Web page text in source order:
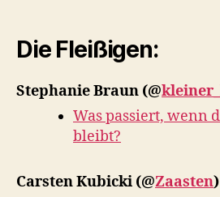
Die Fleißigen:
Stephanie Braun (@
Was passiert, wenn
bleibt?
Carsten Kubicki (@Zaasten